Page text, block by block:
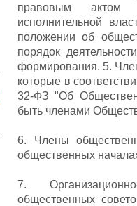
правовым актом
исполнительной
положении об
порядок
формирования. 5.
которые в
32-ФЗ "Об
быть членами
6. Члены
общественных
7.
общественных